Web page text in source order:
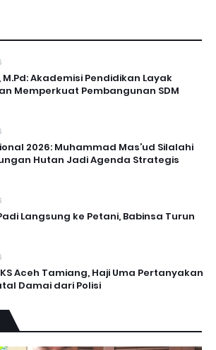
M.Pd: Akademisi Pendidikan Layak
Memperkuat Pembangunan SDM
2026: Muhammad Mas’ud Silalahi
Hutan Jadi Agenda Strategis
Langsung ke Petani, Babinsa Turun
Aceh Tamiang, Haji Uma Pertanyakan
Damai dari Polisi